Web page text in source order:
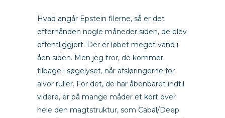
Hvad angår Epstein filerne, så er det
efterhånden nogle måneder siden, de blev
offentliggjort. Der er løbet meget vand i
åen siden. Men jeg tror, de kommer
tilbage i søgelyset, når afsløringerne for
alvor ruller. For det, de har åbenbaret indtil
videre, er på mange måder et kort over
hele den magtstruktur, som Cabal/Deep